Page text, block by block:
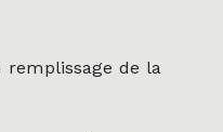
de la